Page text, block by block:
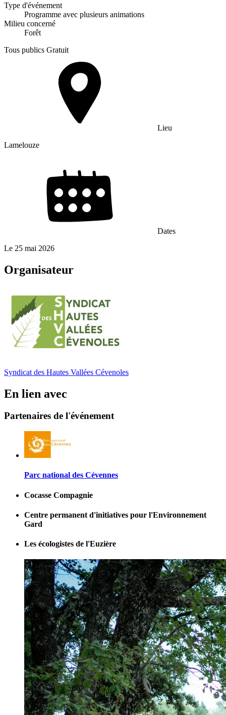
Type d'événement
Programme avec plusieurs animations
Milieu concerné
Forêt
Tous publics Gratuit
Lieu
Lamelouze
Dates
Le 25 mai 2026
Organisateur
Syndicat des Hautes Vallées Cévenoles
En lien avec
Partenaires de l'événement
Parc national des Cévennes
Cocasse Compagnie
Centre permanent d'initiatives pour l'Environnement
Gard
Les écologistes de l'Euzière